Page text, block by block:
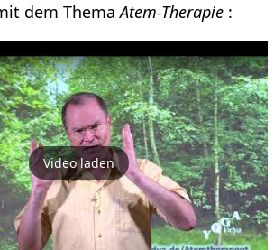
dem ThemaAtem-Therapie :
Video laden